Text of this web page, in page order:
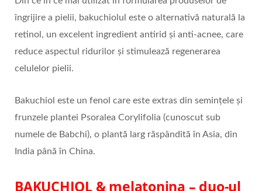
îngrijire a pielii, bakuchiolul este o alternativă naturală la
retinol, un excelent ingredient antirid și anti-acnee, care
reduce aspectul ridurilor și stimulează regenerarea
celulelor pielii.
Bakuchiol este un fenol care este extras din semințele și
frunzele plantei Psoralea Corylifolia (cunoscut sub
numele de Babchi), o plantă larg răspândită în Asia, din
India până în China.
BAKUCHIOL & melatonina – duo-ul